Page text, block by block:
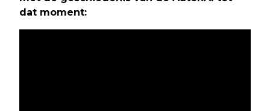
dat moment: